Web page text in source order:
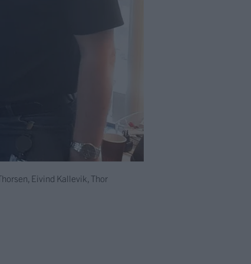
Eivind Kallevik, Thor